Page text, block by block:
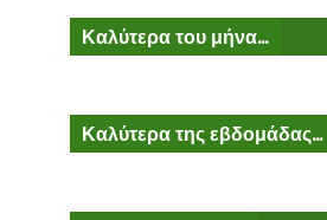
Καλύτερα του μήνα...
Καλύτερα της εβδομάδας...